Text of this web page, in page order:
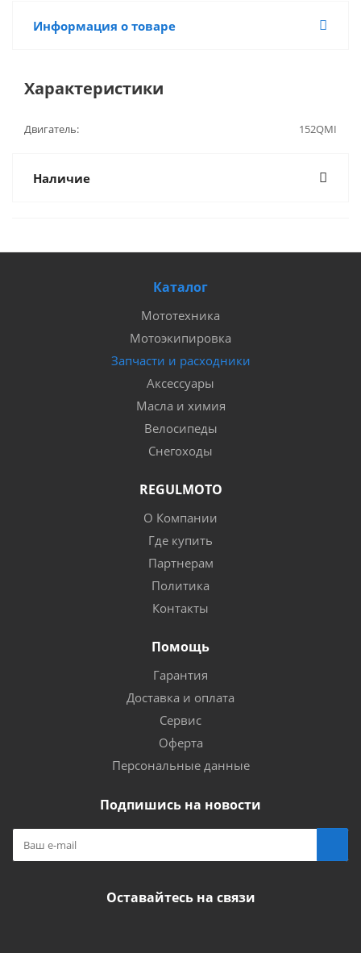
Информация о товаре
Характеристики
Двигатель: 152QMI
Наличие
Каталог
Мототехника
Мотоэкипировка
Запчасти и расходники
Аксессуары
Масла и химия
Велосипеды
Снегоходы
REGULMOTO
О Компании
Где купить
Партнерам
Политика
Контакты
Помощь
Гарантия
Доставка и оплата
Сервис
Оферта
Персональные данные
Подпишись на новости
Оставайтесь на связи